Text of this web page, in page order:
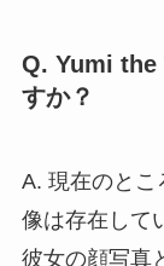
Q. Yumi the
すか？
A. 現在のとこ
像は存在して
彼女の顔写真